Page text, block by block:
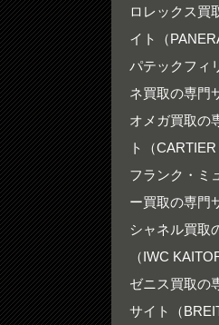
ロレックス買
イト（
パテックフィ
ネ買取の専門
オメガ買取の
ト（
フランク・ミ
ー買取の専門
シャネル買取
（IWC
ゼニス買取の
サイト（